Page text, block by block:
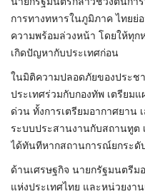
การทางทหารในภูมิภาค ไทยย่
ความพร้อมล่วงหน้า โดยให้ทุก
เกิดปัญหากับประเทศก่อน
ในมิติความปลอดภัยของประช
ประเทศร่วมกับกองทัพ เตรียม
ด่วน ทั้งการเตรียมอากาศยาน
ระบบประสานงานกับสถานทูต
ได้ทันทีหากสถานการณ์ยกระดั
ด้านเศรษฐกิจ นายกรัฐมนตรีม
แห่งประเทศไทย และหน่วยงา